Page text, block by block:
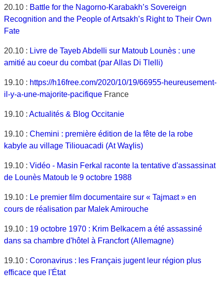
20.10 : Battle for the Nagorno-Karabakh’s Sovereign
Recognition and the People of Artsakh’s Right to Their Own
Fate
20.10 : Livre de Tayeb Abdelli sur Matoub Lounès : une
amitié au coeur du combat (par Allas Di Tlelli)
19.10 : https://h16free.com/2020/10/19/66955-heureusement-
il-y-a-une-majorite-pacifique France
19.10 : Actualités & Blog Occitanie
19.10 : Chemini : première édition de la fête de la robe
kabyle au village Tiliouacadi (At Waɣlis)
19.10 : Vidéo - Masin Ferkal raconte la tentative d'assassinat
de Lounès Matoub le 9 octobre 1988
19.10 : Le premier film documentaire sur « Tajmaɛt » en
cours de réalisation par Malek Amirouche
19.10 : 19 octobre 1970 : Krim Belkacem a été assassiné
dans sa chambre d'hôtel à Francfort (Allemagne)
19.10 : Coronavirus : les Français jugent leur région plus
efficace que l'État